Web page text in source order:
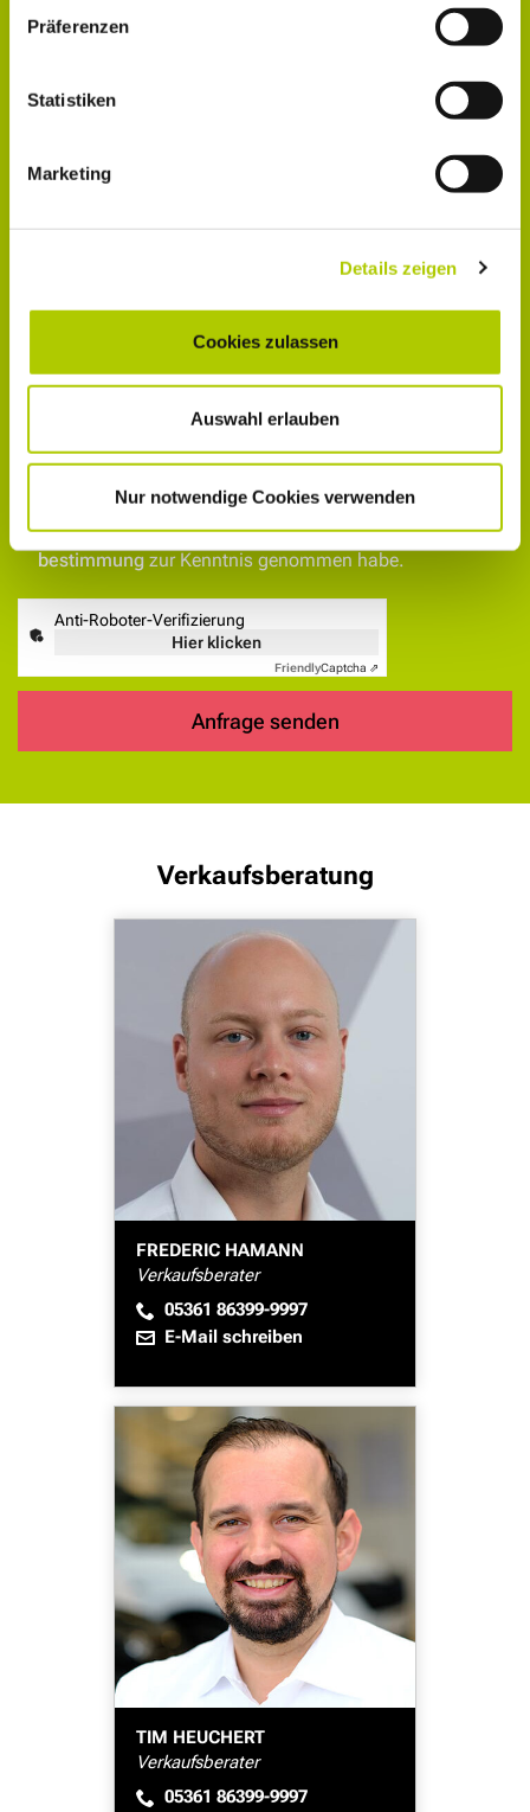
Präferenzen
Statistiken
Marketing
Details zeigen
Cookies zulassen
Auswahl erlauben
Nur notwendige Cookies verwenden
Hiermit bestätige ich, dass ich dieDatenschutz­
bestimmungzur Kenntnis genommen habe.
Anti-Roboter-Verifizierung
Hier klicken
FriendlyCaptcha ⇗
Anfrage senden
Verkaufsberatung
FREDERIC HAMANN
Verkaufsberater
05361 86399-9997
E-Mail schreiben
TIM HEUCHERT
Verkaufsberater
05361 86399-9997